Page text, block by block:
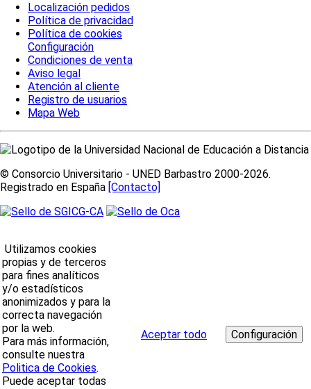
Localización pedidos
Política de privacidad
Política de cookies
Configuración
Condiciones de venta
Aviso legal
Atención al cliente
Registro de usuarios
Mapa Web
© Consorcio Universitario - UNED Barbastro 2000-2026.
Registrado en España [Contacto]
Utilizamos cookies
propias y de terceros
para fines analíticos
y/o estadísticos
anonimizados y para la
correcta navegación
por la web.
Para más información,
consulte nuestra
Politica de Cookies.
Puede aceptar todas
Aceptar todo